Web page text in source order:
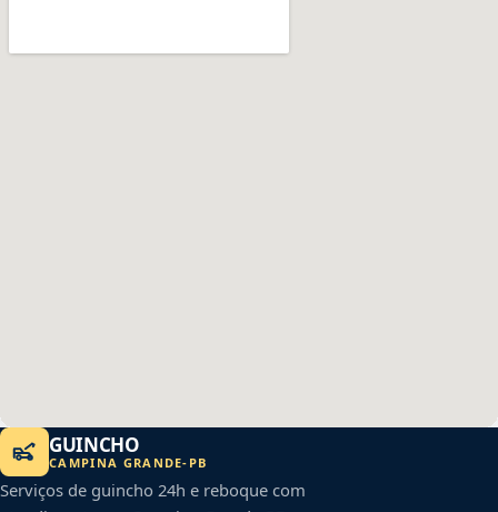
GUINCHO
CAMPINA GRANDE- PB
Serviços de guincho 24h e reboque com